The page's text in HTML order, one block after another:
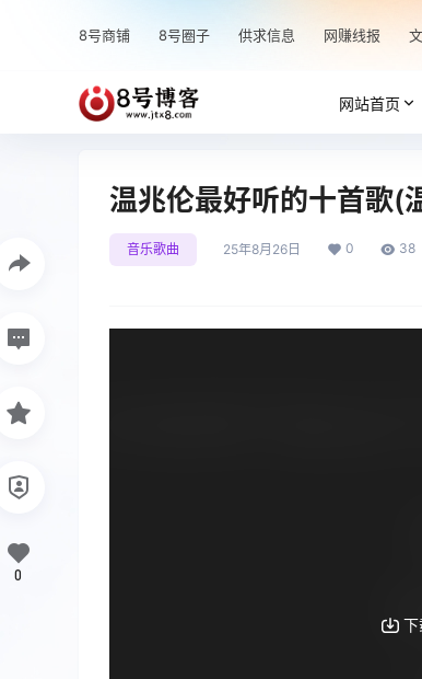
8号商铺 8号圈子 供求信息 网赚线报
网站首页
温兆伦最好听的十首歌(
音乐歌曲 25年8月26日 0 38
0